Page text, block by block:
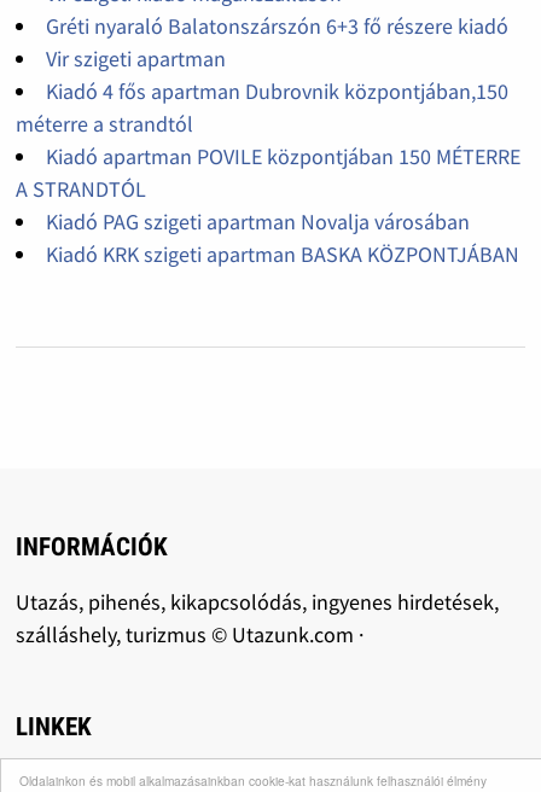
Oldalainkon és mobil alkalmazásainkban cookie-kat használunk felhasználói élmény
Gréti nyaraló Balatonszárszón 6+3 fő részere kiadó
Vir szigeti apartman
Kiadó 4 fős apartman Dubrovnik központjában,150
méterre a strandtól
Kiadó apartman POVILE központjában 150 MÉTERRE
A STRANDTÓL
Kiadó PAG szigeti apartman Novalja városában
Kiadó KRK szigeti apartman BASKA KÖZPONTJÁBAN
INFORMÁCIÓK
Utazás, pihenés, kikapcsolódás, ingyenes hirdetések,
szálláshely, turizmus © Utazunk.com ·
LINKEK